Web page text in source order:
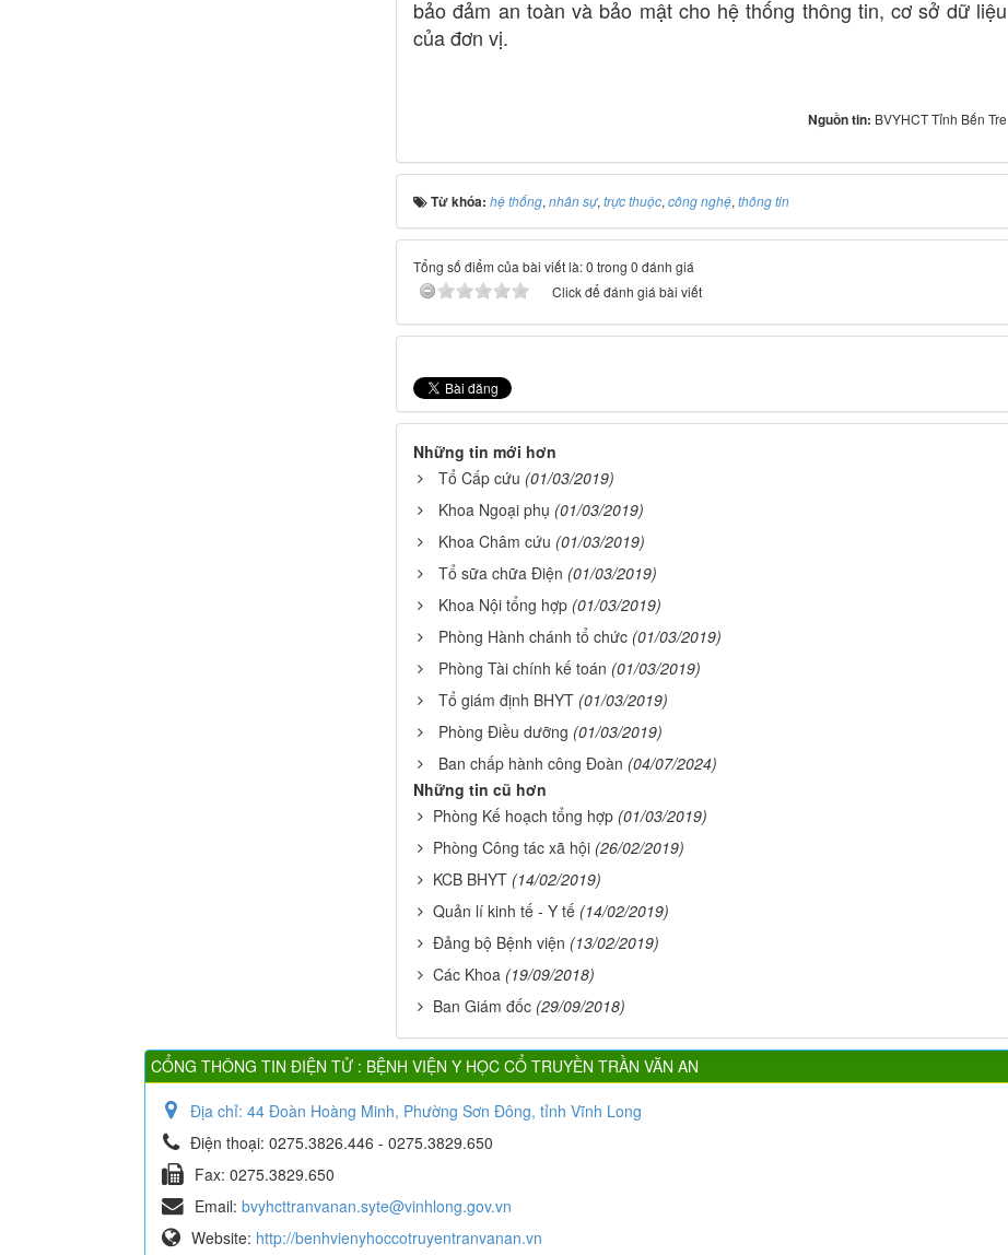
bảo đảm an toàn và bảo mật cho hệ thống thông tin, cơ sở dữ liệu
của đơn vị.
Nguồn tin: BVYHCT Tỉnh Bến Tre
Từ khóa: hệ thống, nhân sự, trực thuộc, công nghệ, thông tin
Tổng số điểm của bài viết là: 0 trong 0 đánh giá
Click để đánh giá bài viết
Những tin mới hơn
Tổ Cấp cứu (01/03/2019)
Khoa Ngoại phụ (01/03/2019)
Khoa Châm cứu (01/03/2019)
Tổ sữa chữa Điện (01/03/2019)
Khoa Nội tổng hợp (01/03/2019)
Phòng Hành chánh tổ chức (01/03/2019)
Phòng Tài chính kế toán (01/03/2019)
Tổ giám định BHYT (01/03/2019)
Phòng Điều dưỡng (01/03/2019)
Ban chấp hành công Đoàn (04/07/2024)
Những tin cũ hơn
Phòng Kế hoạch tổng hợp (01/03/2019)
Phòng Công tác xã hội (26/02/2019)
KCB BHYT (14/02/2019)
Quản lí kinh tế - Y tế (14/02/2019)
Đảng bộ Bệnh viện (13/02/2019)
Các Khoa (19/09/2018)
Ban Giám đốc (29/09/2018)
CỔNG THÔNG TIN ĐIỆN TỬ : BỆNH VIỆN Y HỌC CỔ TRUYỀN TRẦN VĂN AN
Địa chỉ: 44 Đoàn Hoàng Minh, Phường Sơn Đông, tỉnh Vĩnh Long
Điện thoại: 0275.3826.446 - 0275.3829.650
Fax: 0275.3829.650
Email: bvyhcttranvanan.syte@vinhlong.gov.vn
Website: http://benhvienyhoccotruyentranvanan.vn